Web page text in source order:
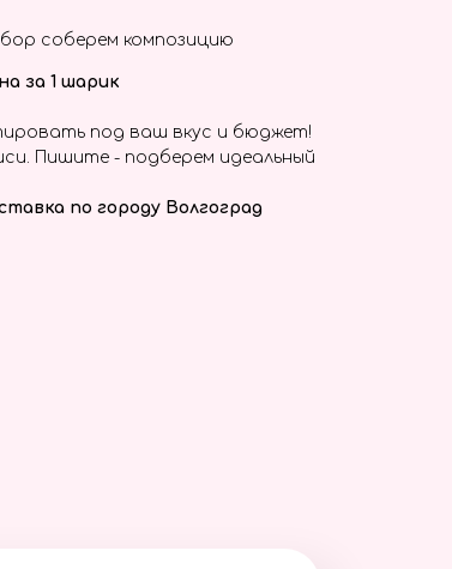
соберем композицию
за 1 шарик
под ваш вкус и бюджет!
Пишите - подберем идеальный
по городу Волгоград